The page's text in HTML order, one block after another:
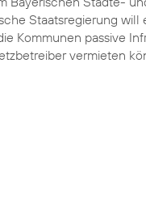
Staatsregierung will
Kommunen passive
vermieten